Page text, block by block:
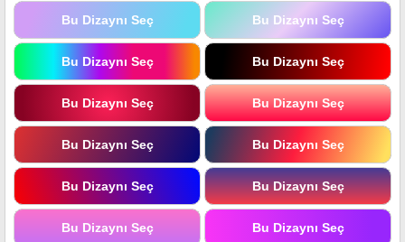
Bu Dizaynı Seç Bu Dizaynı Seç
Bu Dizaynı Seç Bu Dizaynı Seç
Bu Dizaynı Seç Bu Dizaynı Seç
Bu Dizaynı Seç Bu Dizaynı Seç
Bu Dizaynı Seç Bu Dizaynı Seç
Bu Dizaynı Seç Bu Dizaynı Seç